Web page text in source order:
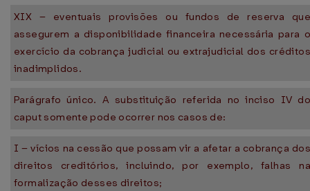
XIX – eventuais provisões ou fundos de reserva que
assegurem a disponibilidade financeira necessária para o
exercício da cobrança judicial ou extrajudicial dos créditos
inadimplidos.
Parágrafo único. A substituição referida no inciso IV do
caput somente pode ocorrer nos casos de:
I – vícios na cessão que possam vir a afetar a cobrança dos
direitos creditórios, incluindo, por exemplo, falhas na
formalização desses direitos;